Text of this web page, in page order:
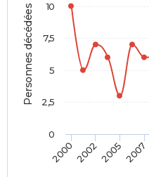
Personnes décédées
2000200220052007
0
2,5
5
7,5
10